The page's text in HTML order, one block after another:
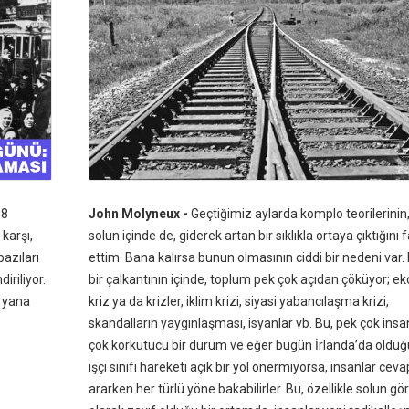
yana
John Molyneux - Geçtiğimiz aylarda komplo
solun içinde de, giderek artan bir sıklıkla ortaya çıktığını
ettim. Bana kalırsa bunun olmasının ciddi bir nedeni var.
bir çalkantının içinde, toplum pek çok açıdan çöküyor;
kriz ya da krizler, iklim krizi, siyasi yabancılaşma krizi,
skandalların yaygınlaşması, isyanlar vb. Bu, pek çok
çok korkutucu bir durum ve eğer bugün İrlanda’da
işçi sınıfı hareketi açık bir yol önermiyorsa, insanlar
ararken her türlü yöne bakabilirler. Bu, özellikle solun